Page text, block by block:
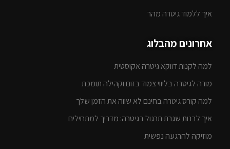
איך ללמוד גיטרה מהר
אחרונים מהבלוג
למה לקנות דווקא גיטרה אקוסטית
מורה לגיטרה בליווי צמוד בזום וקהילה תומכת
למה קורס גיטרה בחינם לא שווה את הזמן שלך
איך לבנות שגרת תרגול בגיטרה: מדריך למתחילים
מוזיקה להרגעה נפשית